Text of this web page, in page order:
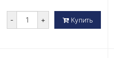
- + Купить